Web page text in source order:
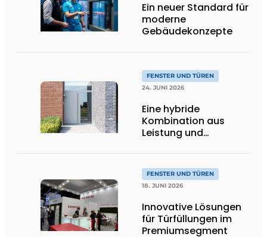
Ein neuer Standard für
moderne
Gebäudekonzepte
FENSTER UND TÜREN
24. JUNI 2026
Eine hybride
Kombination aus
Leistung und
FENSTER UND TÜREN
18. JUNI 2026
Innovative Lösungen
für Türfüllungen im
Premiumsegment